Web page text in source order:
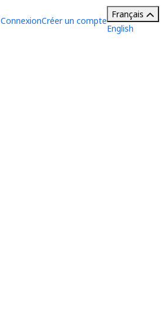
ConnexionCréer un compte
Français
English